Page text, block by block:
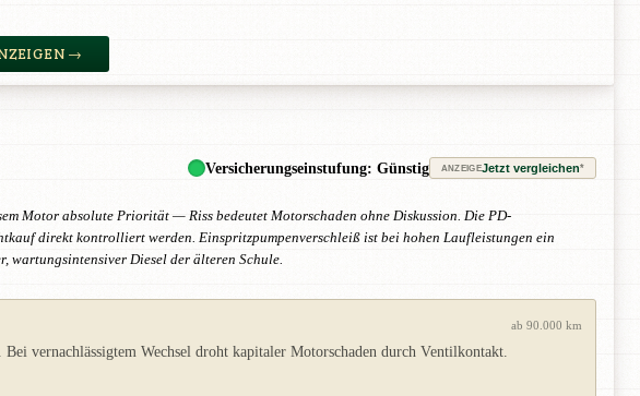
→
Versicherungseinstufung: Günstig ANZEIGEJetzt vergleichen*
Motor absolute Priorität — Riss bedeutet Motorschaden ohne Diskussion. Die PD-
direkt kontrolliert werden. Einspritzpumpenverschleiß ist bei hohen Laufleistungen ein
wartungsintensiver Diesel der älteren Schule.
ab 90.000 km
vernachlässigtem Wechsel droht kapitaler Motorschaden durch Ventilkontakt.